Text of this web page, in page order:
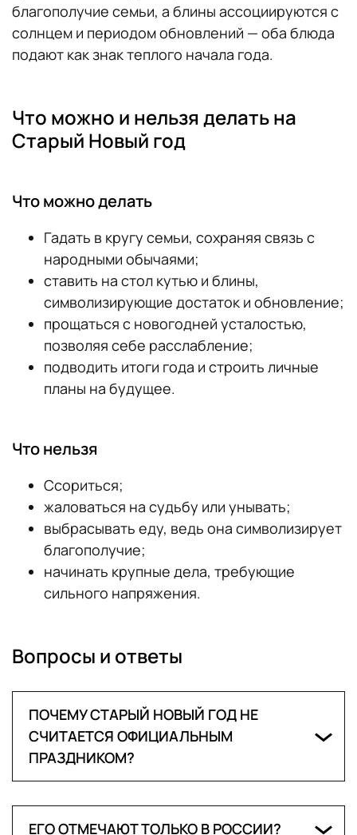
благополучие семьи, а блины ассоциируются с
солнцем и периодом обновлений — оба блюда
подают как знак теплого начала года.
Что можно и нельзя делать на
Старый Новый год
Что можно делать
Гадать в кругу семьи, сохраняя связь с
народными обычаями;
ставить на стол кутью и блины,
символизирующие достаток и обновление;
прощаться с новогодней усталостью,
позволяя себе расслабление;
подводить итоги года и строить личные
планы на будущее.
Что нельзя
Ссориться;
жаловаться на судьбу или унывать;
выбрасывать еду, ведь она символизирует
благополучие;
начинать крупные дела, требующие
сильного напряжения.
Вопросы и ответы
ПОЧЕМУ СТАРЫЙ НОВЫЙ ГОД НЕ
СЧИТАЕТСЯ ОФИЦИАЛЬНЫМ
ПРАЗДНИКОМ?
государственном календаре и не имеет
ЕГО ОТМЕЧАЮТ ТОЛЬКО В РОССИИ?